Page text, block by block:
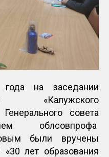
на заседании
«Калужского
совета
облсовпрофа
были вручены
лет образования